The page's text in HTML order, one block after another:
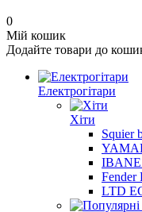
0
Мій кошик
Додайте товари до
Електрогітари
Хіти
Squier
Fender
LTD